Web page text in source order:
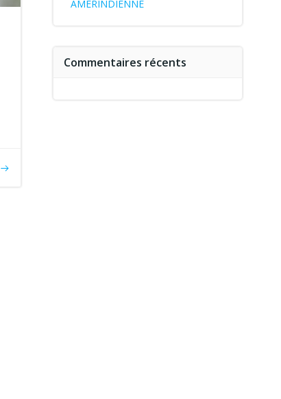
AMERINDIENNE
Commentaires récents